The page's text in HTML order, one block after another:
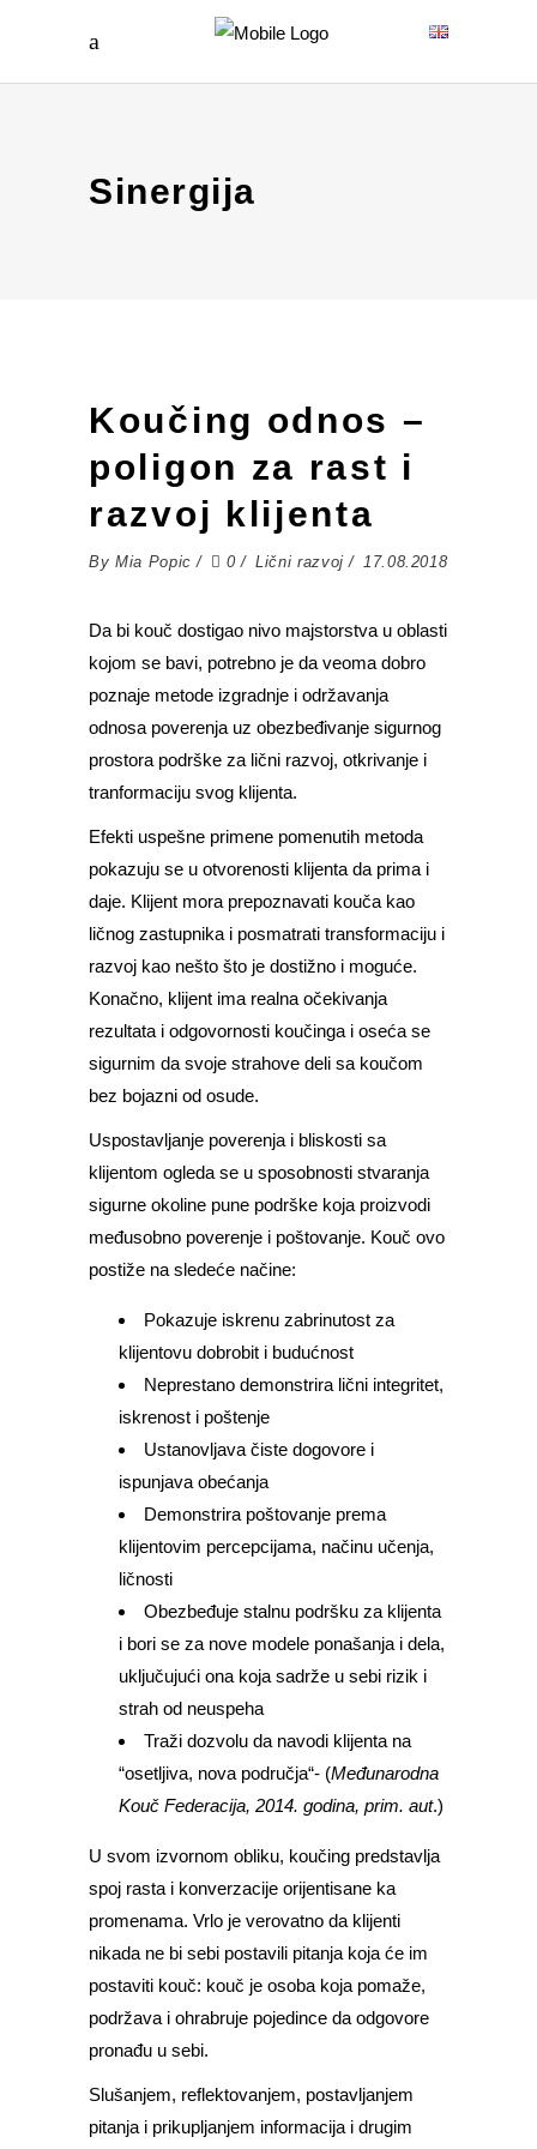
Sinergija
Koučing odnos –
poligon za rast i
razvoj klijenta
By Mia Popic 0 Lični razvoj 17.08.2018
Da bi kouč dostigao nivo majstorstva u oblasti
kojom se bavi, potrebno je da veoma dobro
poznaje metode izgradnje i održavanja
odnosa poverenja uz obezbeđivanje sigurnog
prostora podrške za lični razvoj, otkrivanje i
tranformaciju svog klijenta.
Efekti uspešne primene pomenutih metoda
pokazuju se u otvorenosti klijenta da prima i
daje. Klijent mora prepoznavati kouča kao
ličnog zastupnika i posmatrati transformaciju i
razvoj kao nešto što je dostižno i moguće.
Konačno, klijent ima realna očekivanja
rezultata i odgovornosti koučinga i oseća se
sigurnim da svoje strahove deli sa koučom
bez bojazni od osude.
Uspostavljanje poverenja i bliskosti sa
klijentom ogleda se u sposobnosti stvaranja
sigurne okoline pune podrške koja proizvodi
međusobno poverenje i poštovanje. Kouč ovo
postiže na sledeće načine:
Pokazuje iskrenu zabrinutost za
klijentovu dobrobit i budućnost
Neprestano demonstrira lični integritet,
iskrenost i poštenje
Ustanovljava čiste dogovore i
ispunjava obećanja
Demonstrira poštovanje prema
klijentovim percepcijama, načinu učenja,
ličnosti
Obezbeđuje stalnu podršku za klijenta
i bori se za nove modele ponašanja i dela,
uključujući ona koja sadrže u sebi rizik i
strah od neuspeha
Traži dozvolu da navodi klijenta na
“osetljiva, nova područja“- (Međunarodna
Kouč Federacija, 2014. godina, prim. aut.)
U svom izvornom obliku, koučing predstavlja
spoj rasta i konverzacije orijentisane ka
promenama. Vrlo je verovatno da klijenti
nikada ne bi sebi postavili pitanja koja će im
postaviti kouč: kouč je osoba koja pomaže,
podržava i ohrabruje pojedince da odgovore
pronađu u sebi.
Slušanjem, reflektovanjem, postavljanjem
pitanja i prikupljanjem informacija i drugim